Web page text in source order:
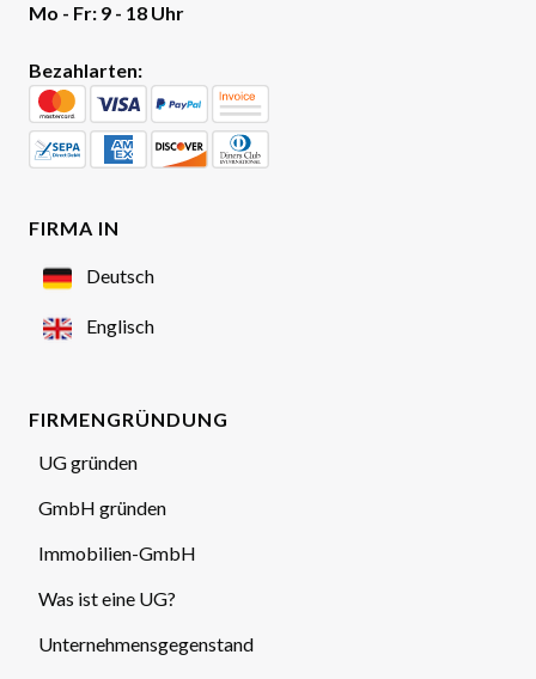
Mo - Fr: 9 - 18 Uhr
Bezahlarten:
FIRMA IN
Deutsch
Englisch
FIRMENGRÜNDUNG
UG gründen
GmbH gründen
Immobilien-GmbH
Was ist eine UG?
Unternehmensgegenstand